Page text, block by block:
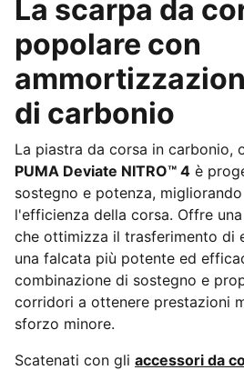
La scarpa da
popolare con
di carbonio
La piastra da corsa in carbonio,
PUMA Deviate NITRO™ 4 è
sostegno e potenza,
l'efficienza della corsa. Offre
che ottimizza il trasferimento di
una falcata più potente ed
combinazione di sostegno e
corridori a ottenere prestazioni
sforzo minore.
Scatenati con gli accessori da